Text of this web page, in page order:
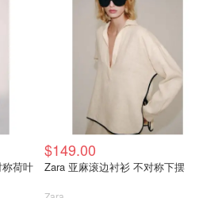
荷叶
$149.00
Zara 亚麻滚边衬衫 不对称下摆